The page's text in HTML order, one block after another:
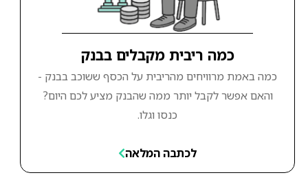
כמה ריבית מקבלים בבנק
כמה באמת מרוויחים מהריבית על הכסף ששוכב בבנק -
והאם אפשר לקבל יותר ממה שהבנק מציע לכם היום?
כנסו וגלו.
לכתבה המלאה